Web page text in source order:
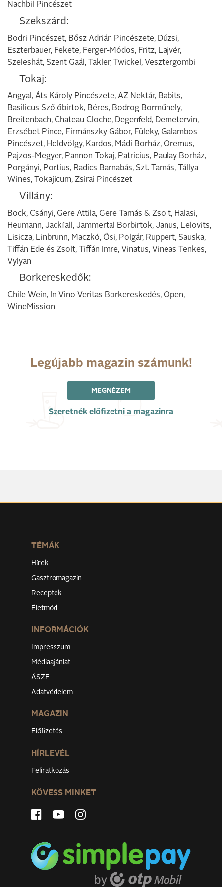
Nachbil Pincészet
Szekszárd:
Bodri Pincészet, Bősz Adrián Pincészete, Dúzsi,
Eszterbauer, Fekete, Ferger-Módos, Fritz, Lajvér,
Szeleshát, Szent Gaál, Takler, Twickel, Vesztergombi
Tokaj:
Angyal, Áts Károly Pincészete, AZ Nektár, Babits,
Basilicus Szőlőbirtok, Béres, Bodrog Borműhely,
Breitenbach, Chateau Cloche, Degenfeld, Demetervin,
Erzsébet Pince, Firmánszky Gábor, Füleky, Galambos
Pincészet, Holdvölgy, Kardos, Mádi Borház, Oremus,
Pajzos-Megyer, Pannon Tokaj, Patricius, Paulay Borház,
Porgányi, Portius, Radics Barnabás, Szt. Tamás, Tállya
Wines, Tokajicum, Zsirai Pincészet
Villány:
Bock, Csányi, Gere Attila, Gere Tamás & Zsolt, Halasi,
Heumann, Jackfall, Jammertal Borbirtok, Janus, Lelovits,
Lisicza, Linbrunn, Maczkó, Ősi, Polgár, Ruppert, Sauska,
Tiffán Ede és Zsolt, Tiffán Imre, Vinatus, Vineas Tenkes,
Vylyan
Borkereskedők:
Chile Wein, In Vino Veritas Borkereskedés, Open,
WineMission
Legújabb magazin számunk!
MEGNÉZEM
Szeretnék előfizetni a magazinra
TÉMÁK
Hírek
Gasztromagazin
Receptek
Életmód
INFORMÁCIÓK
Impresszum
Médiaajánlat
ÁSZF
Adatvédelem
MAGAZIN
Előfizetés
HÍRLEVÉL
Feliratkozás
KÖVESS MINKET